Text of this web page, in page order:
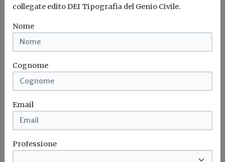
Redazione Build News
Le risorse sono destinate a Province e Città
Metropolitane delle Regioni a...
collegate edito DEI Tipografia del Genio Civile.
Nome
Cognome
Email
Professione